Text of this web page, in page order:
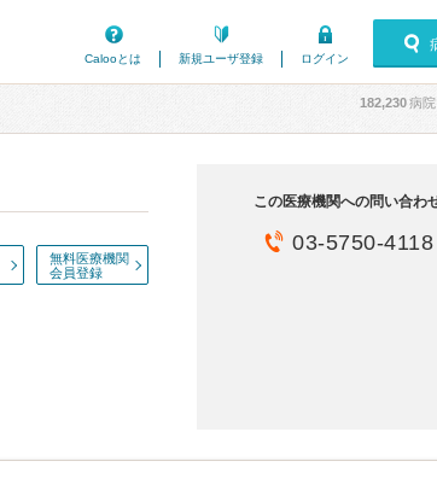
Calooとは
新規ユーザ登録 ログイン
182,230病院
無料医療機関
会員登録
この医療機関への問い合わ
03-5750-4118